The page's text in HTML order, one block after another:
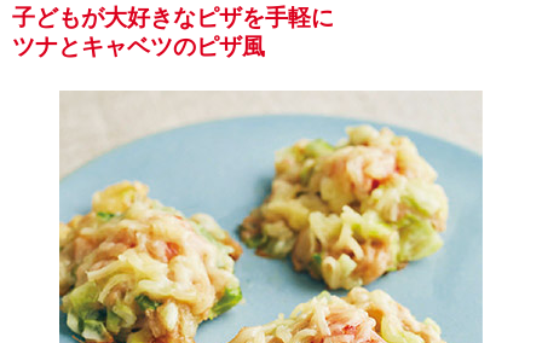
子どもが大好きなピザを手軽に
ツナとキャベツのピザ風